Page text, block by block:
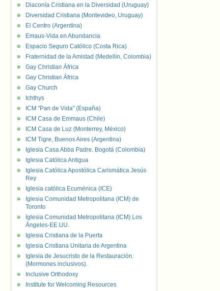
Diaconía Cristiana en la Diversidad (Uruguay)
Diversidad Cristiana (Montevideo, Uruguay)
El Centro (Argentina)
Emaus-Vida en Abundancia
Espacio Seguro Católico (Costa Rica)
Fraternidad de la Amistad (Medellin, Colombia)
Gay Christian África
Gay Christian África
Gay Church
Ichthys
ICM "Pan de Vida" (España)
ICM Casa de Emmaus (Chile)
ICM Casa de Luz (Monterrey, México)
ICM Tigre, Buenos Aires (Argentina)
Iglesia Casa Abba Padre. Bogotá (Colombia)
Iglesia Católica Antigua
Iglesia Católica Apostólica Carismática Jesús
Rey
Iglesia católica Ecuménica (ICE)
Iglesia Comunidad Metropolitana (ICM) de
Toronto
Iglesia Comunidad Metropolitana (ICM) Los
Ángeles-EE.UU.
Iglesia Cristiana de la Puerta
Iglesia Cristiana Unitaria de Argentina
Iglesia de Jesucristo de la Restauración.
(Mormones inclusivos).
Inclusive Orthodoxy
Institute for Welcoming Resources